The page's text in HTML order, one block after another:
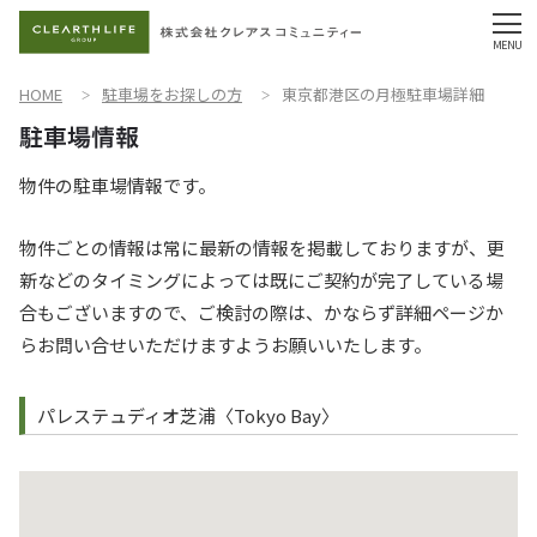
HOME 駐車場をお探しの方 東京都港区の月極駐車場詳細
物件の駐車場情報です。
物件ごとの情報は常に最新の情報を掲載しておりますが、更
新などのタイミングによっては既にご契約が完了している場
合もございますので、ご検討の際は、かならず詳細ページか
らお問い合せいただけますようお願いいたします。
パレステュディオ芝浦〈Tokyo Bay〉